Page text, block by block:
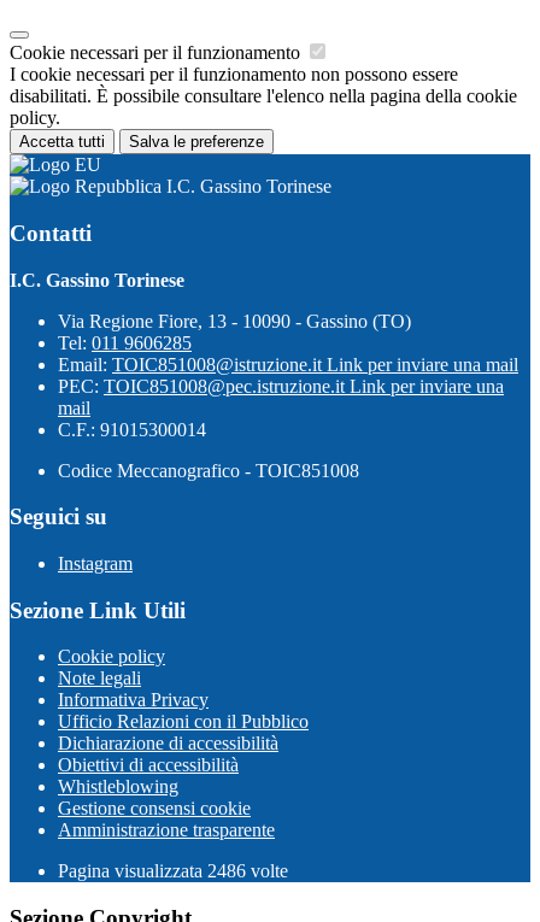
Cookie necessari per il funzionamento
I cookie necessari per il funzionamento non possono essere
disabilitati. È possibile consultare l'elenco nella pagina della cookie
policy.
Accetta tutti Salva le preferenze
I.C. Gassino Torinese
Contatti
I.C. Gassino Torinese
Via Regione Fiore, 13 - 10090 - Gassino (TO)
Tel: 011 9606285
Email: TOIC851008@istruzione.it Link per inviare una mail
PEC: TOIC851008@pec.istruzione.it Link per inviare una
mail
C.F.: 91015300014
Codice Meccanografico - TOIC851008
Seguici su
Instagram
Sezione Link Utili
Cookie policy
Note legali
Informativa Privacy
Ufficio Relazioni con il Pubblico
Dichiarazione di accessibilità
Obiettivi di accessibilità
Whistleblowing
Gestione consensi cookie
Amministrazione trasparente
Pagina visualizzata 2486 volte